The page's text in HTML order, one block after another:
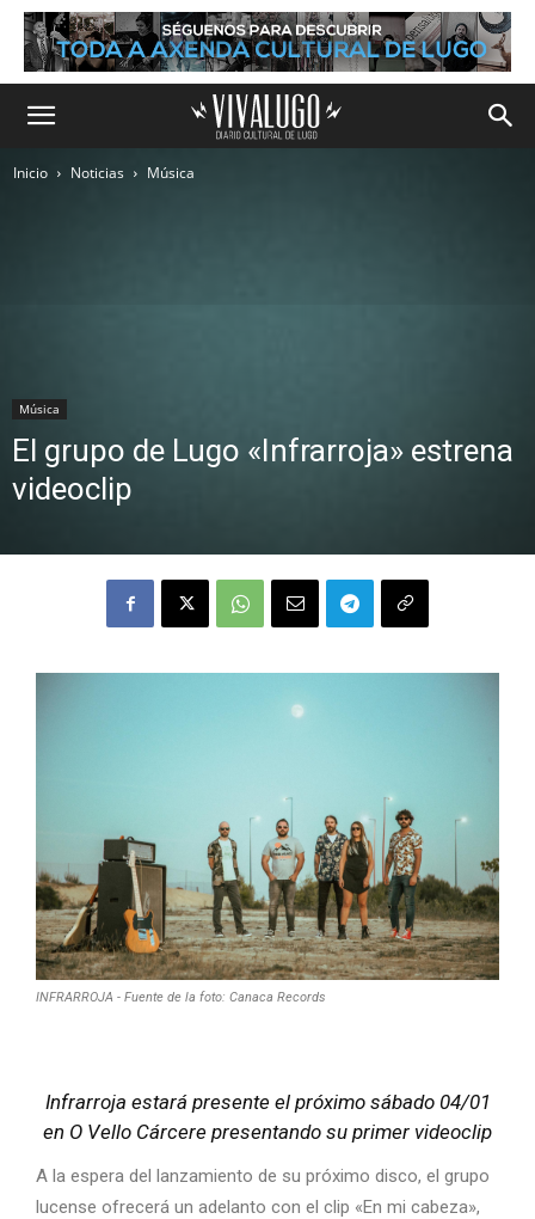
Inicio Noticias Música
Música
El grupo de Lugo «Infrarroja» estrena
videoclip
INFRARROJA - Fuente de la foto: Canaca Records
Infrarroja estará presente el próximo sábado 04/01
en O Vello Cárcere presentando su primer videoclip
A la espera del lanzamiento de su próximo disco, el grupo
lucense ofrecerá un adelanto con el clip «En mi cabeza»,